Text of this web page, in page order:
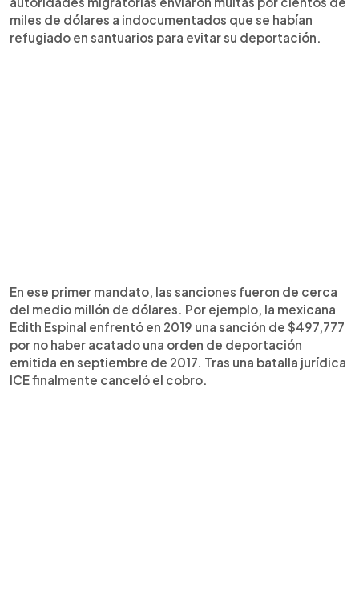
miles de dólares a indocumentados que se habían
refugiado en santuarios para evitar su deportación.
En ese primer mandato, las sanciones fueron de cerca
del medio millón de dólares. Por ejemplo, la mexicana
Edith Espinal enfrentó en 2019 una sanción de $497,777
por no haber acatado una orden de deportación
emitida en septiembre de 2017. Tras una batalla jurídica
ICE finalmente canceló el cobro.